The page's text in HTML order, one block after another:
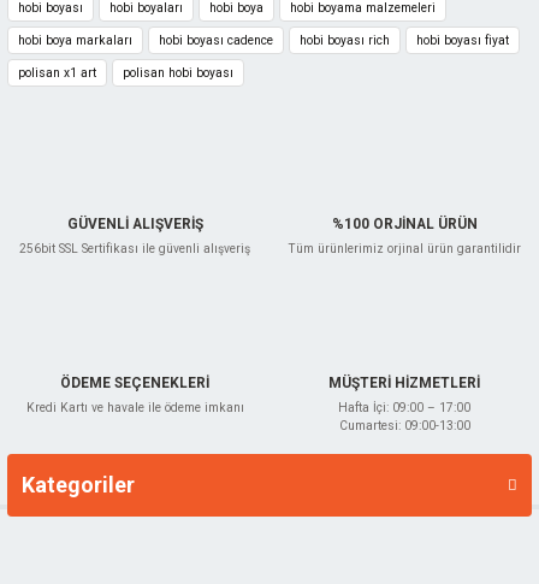
Bu ürüne benzer farklı alternatifler olmalı.
hobi boyası
hobi boyaları hobi boya hobi boyama malzemeleri
hobi boya markaları hobi boyası cadence hobi boyası rich hobi boyası fiyat
polisan x1 art polisan hobi boyası
GÜVENLİ ALIŞVERİŞ
256bit SSL Sertifikası ile güvenli alışveriş
%100 ORJİNAL ÜRÜN
Tüm ürünlerimiz orjinal ürün garantilidir
ÖDEME SEÇENEKLERİ
Kredi Kartı ve havale ile ödeme imkanı
MÜŞTERİ HİZMETLERİ
Hafta İçi: 09:00 – 17:00
Cumartesi: 09:00-13:00
Kategoriler
Markalar